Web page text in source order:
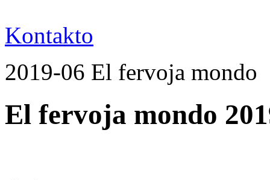
Kontakto
2019-06 El fervoja mondo
El fervoja mondo